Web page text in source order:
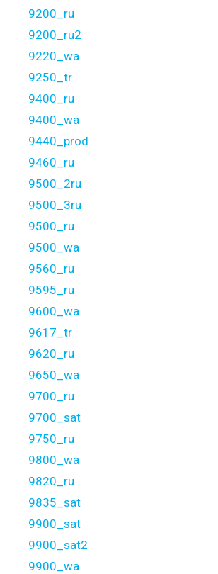
9200_ru
9200_ru2
9220_wa
9250_tr
9400_ru
9400_wa
9440_prod
9460_ru
9500_2ru
9500_3ru
9500_ru
9500_wa
9560_ru
9595_ru
9600_wa
9617_tr
9620_ru
9650_wa
9700_ru
9700_sat
9750_ru
9800_wa
9820_ru
9835_sat
9900_sat
9900_sat2
9900_wa